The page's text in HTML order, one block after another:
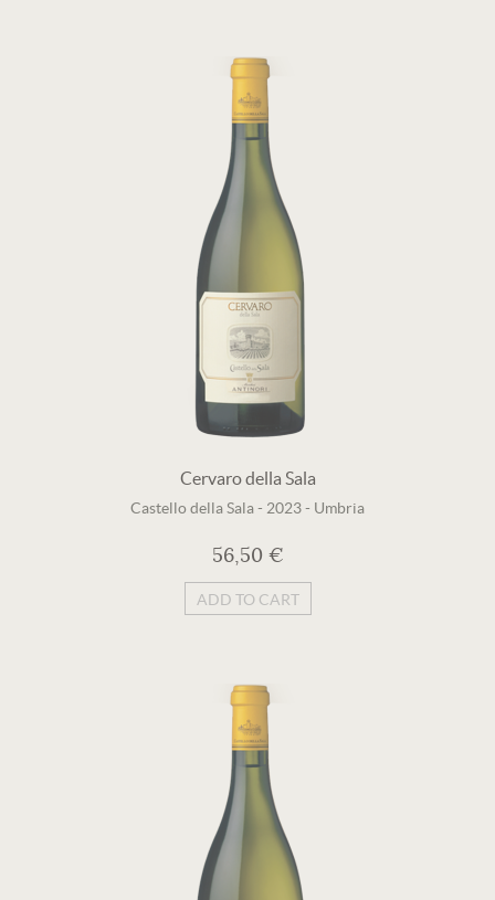
Cervaro della Sala
Castello della Sala- 2023- Umbria
56,50 €
ADD TO CART